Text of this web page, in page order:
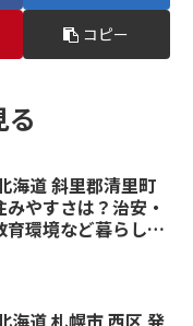
コピー
海道 斜里郡清里町
やすさは？治安・
育環境など暮らしに
海道 札幌市 西区 発